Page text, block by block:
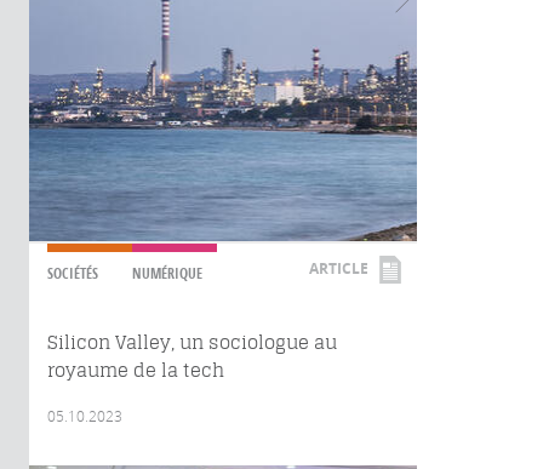
SOCIÉTÉS NUMÉRIQUE ARTICLE
Silicon Valley, un sociologue au
royaume de la tech
05.10.2023